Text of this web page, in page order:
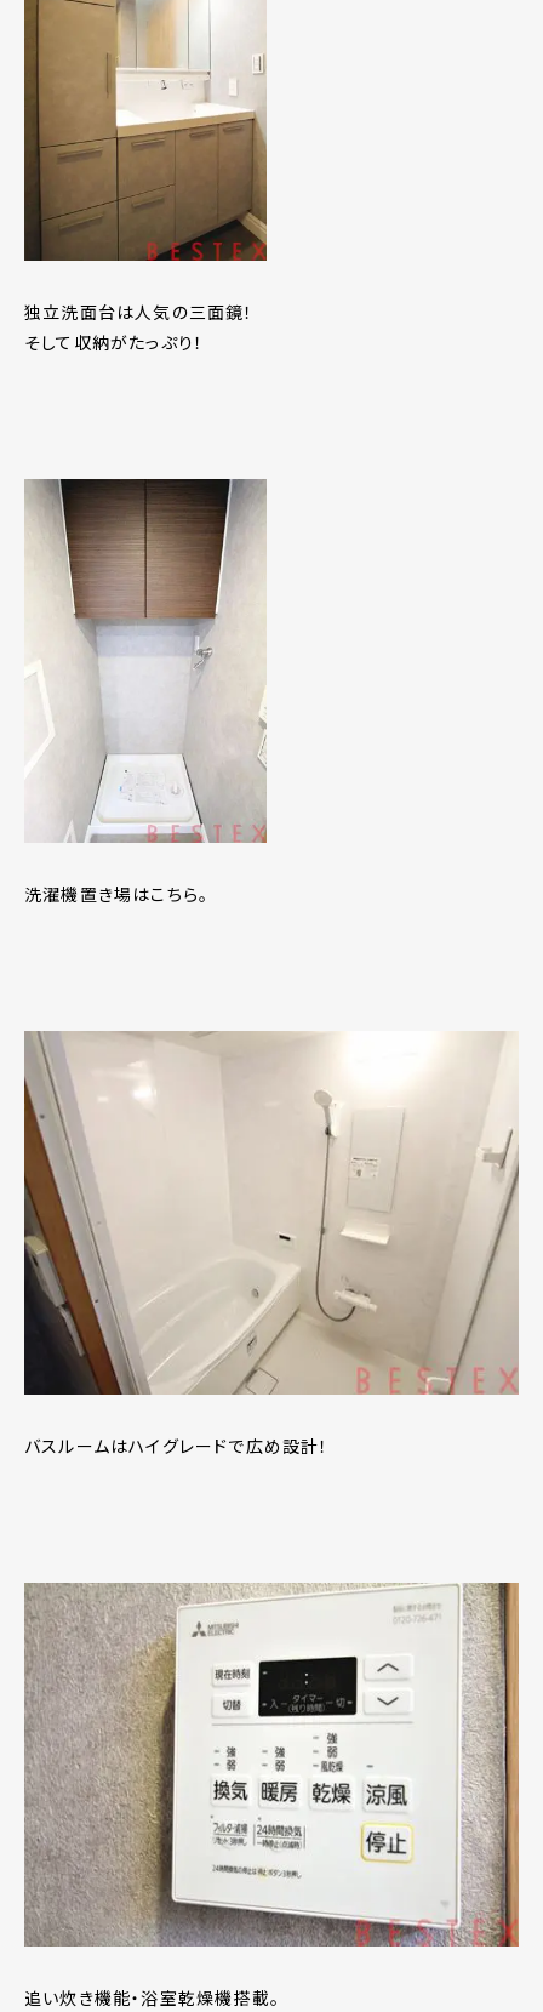
独立洗面台は人気の三面鏡！
そして収納がたっぷり！
洗濯機置き場はこちら。
バスルームはハイグレードで広め設計！
追い炊き機能・浴室乾燥機搭載。